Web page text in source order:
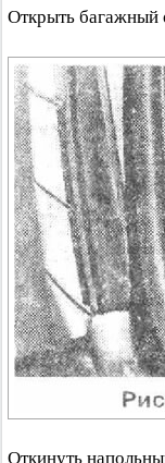
Открыть багажный
Откинуть